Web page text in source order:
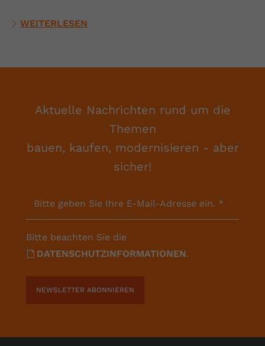
WEITERLESEN
Aktuelle Nachrichten rund um die
Themen
bauen, kaufen, modernisieren - aber
sicher!
Bitte geben Sie Ihre E-Mail-Adresse ein. *
Bitte beachten Sie die
DATENSCHUTZINFORMATIONEN.
NEWSLETTER ABONNIEREN